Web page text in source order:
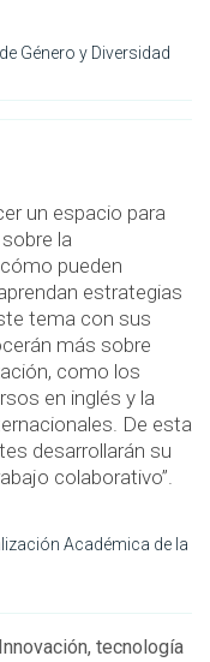
Género y Diversidad
un espacio para
la
pueden
estrategias
tema con sus
más sobre
como los
en inglés y la
De esta
desarrollarán su
colaborativo”.
Académica de la
tecnología